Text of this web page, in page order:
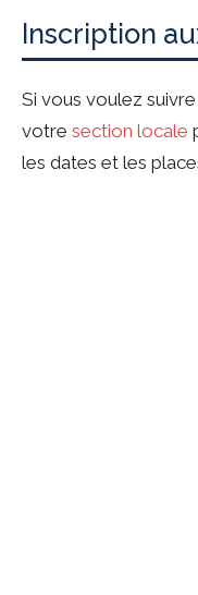
Inscription
Si vous voulez
votre section locale
les dates et les